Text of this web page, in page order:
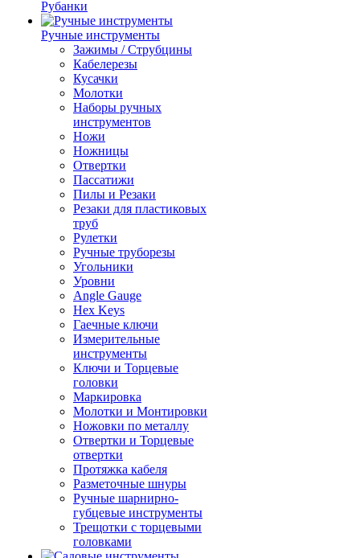
Рубанки
Ручные инструменты
Зажимы / Струбцины
Кабелерезы
Кусачки
Молотки
Наборы ручных
инструментов
Ножи
Ножницы
Отвертки
Пассатижи
Пилы и Резаки
Резаки для пластиковых
труб
Рулетки
Ручные труборезы
Угольники
Уровни
Angle Gauge
Hex Keys
Гаечные ключи
Измерительные
инструменты
Ключи и Торцевые
головки
Маркировка
Молотки и Монтировки
Ножовки по металлу
Отвертки и Торцевые
отвертки
Протяжка кабеля
Разметочные шнуры
Ручные шарнирно-
губцевые инструменты
Трещотки с торцевыми
головками